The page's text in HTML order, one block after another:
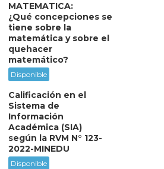
MATEMÁTICA:
¿Qué concepciones se
tiene sobre la
matemática y sobre el
quehacer
matemático?
Disponible
Calificación en el
Sistema de
Información
Académica (SIA)
según la RVM N° 123-
2022-MINEDU
Disponible